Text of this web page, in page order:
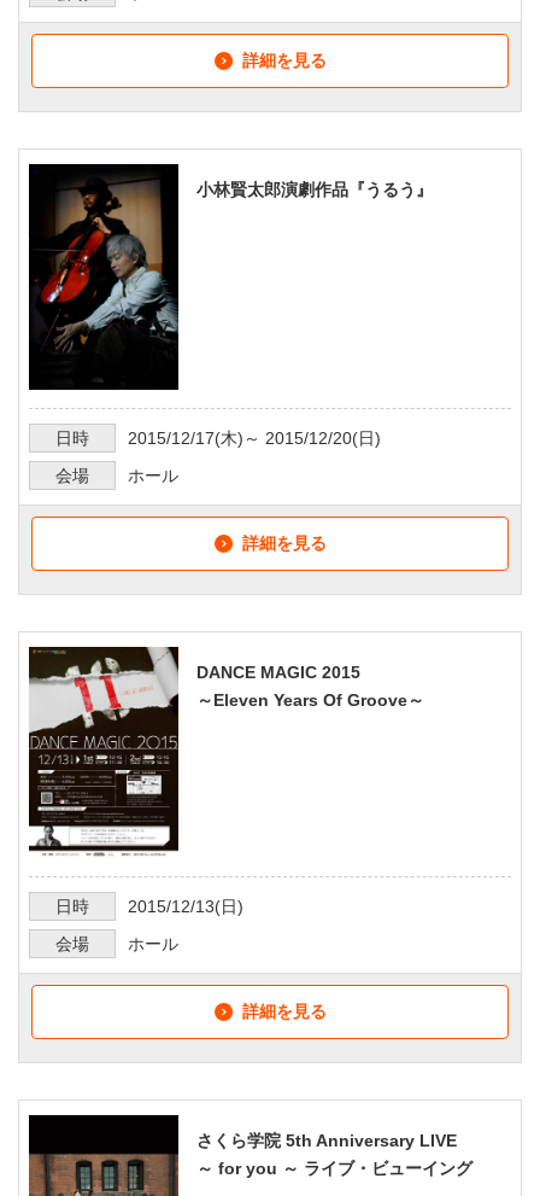
詳細を見る
小林賢太郎演劇作品『うるう』
日時 2015/12/17(木)～ 2015/12/20(日)
会場
ホール
詳細を見る
DANCE MAGIC 2015
～Eleven Years Of Groove～
日時 2015/12/13(日)
会場
ホール
詳細を見る
さくら学院 5th Anniversary LIVE
～ for you ～ ライブ・ビューイング